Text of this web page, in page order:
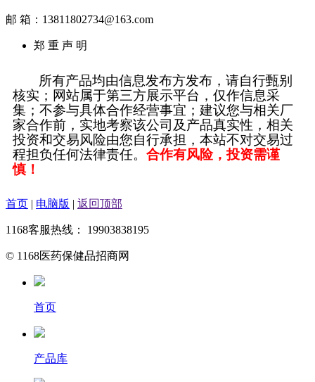
邮 箱：13811802734@163.com
郑 重 声 明
所有产品均由信息发布方发布，请自行甄别
核实；网站属于第三方展示平台，仅作信息采
集；不参与具体合作经营事宜；建议您与相关厂
家合作前，实地考察该公司及产品真实性，相关
投资和交易风险由您自行承担，本站不对交易过
程担负任何法律责任。 合作有风险，投资需谨
慎！
首页 | 电脑版 | 返回顶部
1168客服热线： 19903838195
© 1168医药保健品招商网
首页
产品库